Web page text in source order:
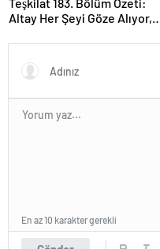
Teşkilat 183. Bölüm Özeti:
Altay Her Şeyi Göze Alıyor,
En az 10 karakter gerekli